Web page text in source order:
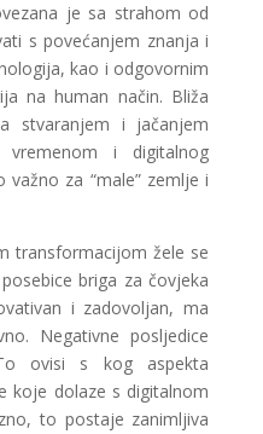
je sa strahom od
s povećanjem znanja i
kao i odgovornim
na human način. Bliža
stvaranjem i jačanjem
i digitalnog
za “male” zemlje i
transformacijom žele se
briga za čovjeka
i zadovoljan, ma
Negativne posljedice
ovisi s kog aspekta
koje dolaze s digitalnom
to postaje zanimljiva